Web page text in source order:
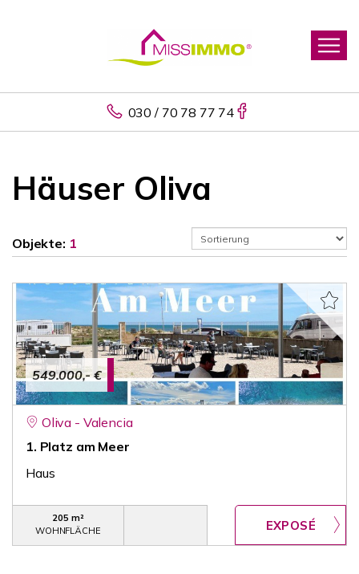
030 / 70 78 77 74
Häuser Oliva
Objekte: 1
549.000,- €
Oliva - Valencia
1. Platz am Meer
Haus
205 m²
WOHNFLÄCHE